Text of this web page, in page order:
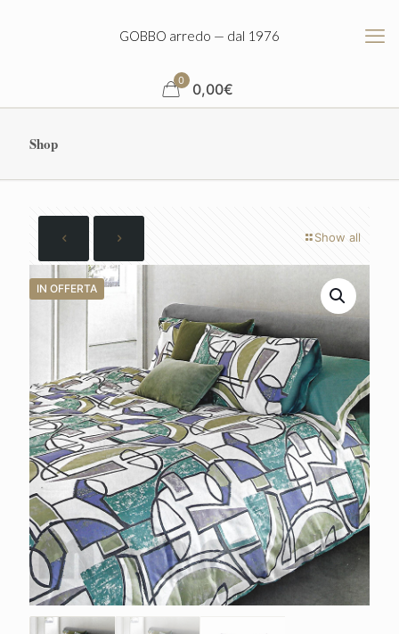
GOBBO arredo — dal 1976
0 0,00€
Shop
Show all
IN OFFERTA